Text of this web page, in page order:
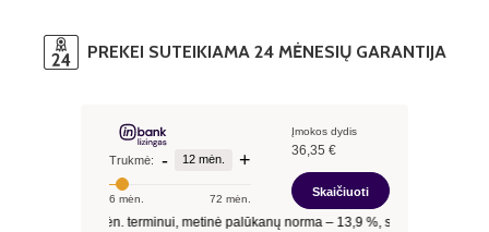
PREKEI SUTEIKIAMA 24 MĖNESIŲ GARANTIJA